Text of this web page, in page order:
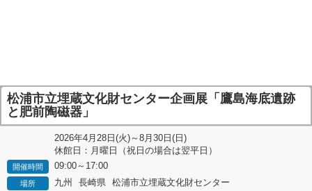
松浦市立埋蔵文化財センター企画展「鷹島海底遺跡
と肥前陶磁器」
2026年4月28日(火)～8月30日(日)
休館日：月曜日（祝日の場合は翌平日）
開催時間 09:00～17:00
場所 九州 長崎県 松浦市立埋蔵文化財センター